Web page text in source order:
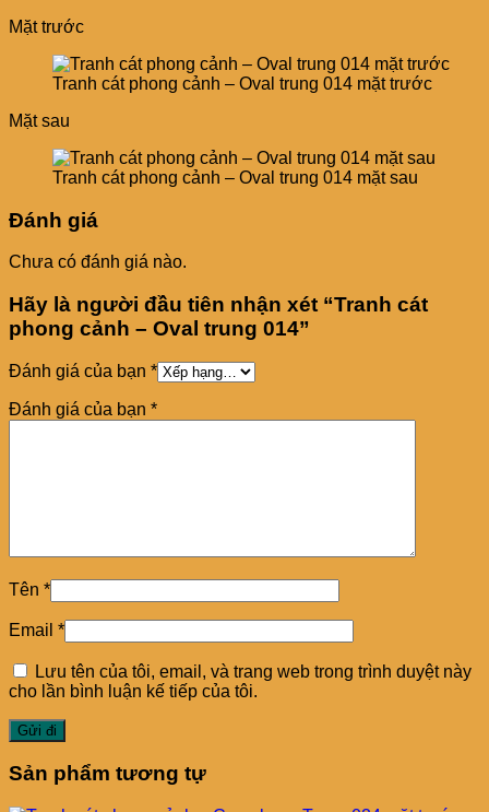
Mặt trước
Tranh cát phong cảnh – Oval trung 014 mặt trước
Mặt sau
Tranh cát phong cảnh – Oval trung 014 mặt sau
Đánh giá
Chưa có đánh giá nào.
Hãy là người đầu tiên nhận xét “Tranh cát
phong cảnh – Oval trung 014”
Đánh giá của bạn *
Đánh giá của bạn *
Tên *
Email *
Lưu tên của tôi, email, và trang web trong trình duyệt này
cho lần bình luận kế tiếp của tôi.
Sản phẩm tương tự